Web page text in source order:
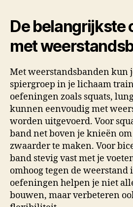
De belangrijkste
met
Met weerstandsbanden kun
spiergroep in je lichaam
oefeningen zoals squats,
kunnen eenvoudig met
worden uitgevoerd. Voor
band net boven je knieën
zwaarder te maken. Voor
band stevig vast met je
omhoog tegen de weerstand
oefeningen helpen je niet
bouwen, maar verbeteren